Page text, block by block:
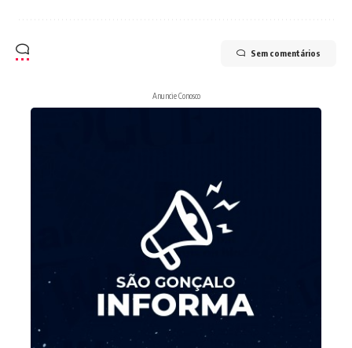
Sem comentários
Anuncie Conosco